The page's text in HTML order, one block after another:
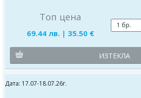
Топ цена
69.44 лв. | 35.50 €
ИЗТЕКЛА
Дата: 17.07-18.07.26г.